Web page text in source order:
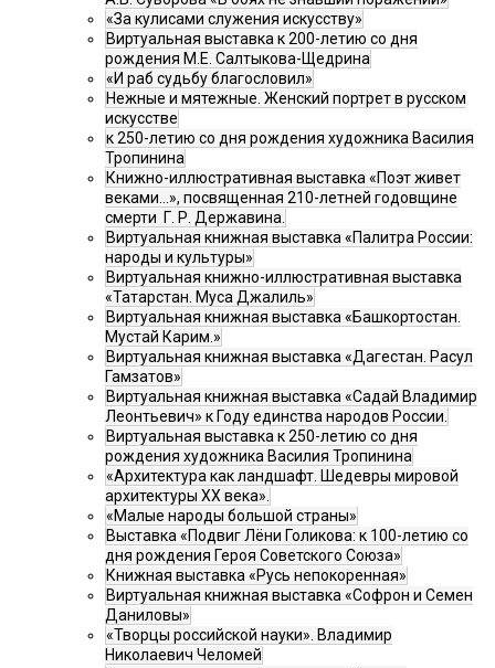
«За кулисами служения искусству»
Виртуальная выставка к 200-летию со дня
рождения М.Е. Салтыкова-Щедрина
«И раб судьбу благословил»
Нежные и мятежные. Женский портрет в русском
искусстве
к 250-летию со дня рождения художника Василия
Тропинина
Книжно-иллюстративная выставка «Поэт живет
веками…», посвященная 210-летней годовщине
смерти Г. Р. Державина.
Виртуальная книжная выставка «Палитра России:
народы и культуры»
Виртуальная книжно-иллюстративная выставка
«Татарстан. Муса Джалиль»
Виртуальная книжная выставка «Башкортостан.
Мустай Карим.»
Виртуальная книжная выставка «Дагестан. Расул
Гамзатов»
Виртуальная книжная выставка «Садай Владимир
Леонтьевич» к Году единства народов России.
Виртуальная выставка к 250-летию со дня
рождения художника Василия Тропинина
«Архитектура как ландшафт. Шедевры мировой
архитектуры XX века».
«Малые народы большой страны»
Выставка «Подвиг Лёни Голикова: к 100-летию со
дня рождения Героя Советского Союза»
Книжная выставка «Русь непокоренная»
Виртуальная книжная выставка «Софрон и Семен
Даниловы»
«Творцы российской науки». Владимир
Николаевич Челомей